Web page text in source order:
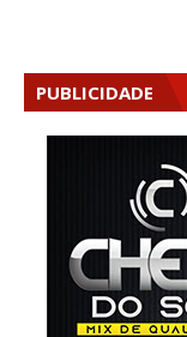
PUBLICIDADE